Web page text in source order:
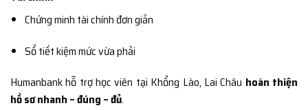
Chứng minh tài chính đơn giản
Sổ tiết kiệm mức vừa phải
Humanbank hỗ trợ học viên tại Khổng Lào, Lai Châu hoàn thiện
hồ sơ nhanh – đúng – đủ.